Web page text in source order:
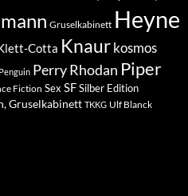
Gruselkabinett Heyne
Cotta Knaur kosmos
Penguin Perry Rhodan Piper
Fiction Sex SFSilber Edition
Gruselkabinett TKKG Ulf Blanck